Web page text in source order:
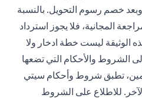
خصم رسوم التحويل. بالنسبة
المجانية، فلا يجوز استرداد
الوثيقة ليست خطة ادخار ولا
الشروط والأحكام التي تضعها
تطبق شروط وأحكام سيتي
للاطلاع على الشروط